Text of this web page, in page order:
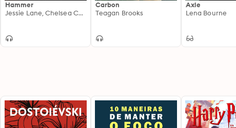
Hammer
Jessie Lane, Chelsea Camaron
Carbon
Teagan Brooks
Axle
Lena Bourne